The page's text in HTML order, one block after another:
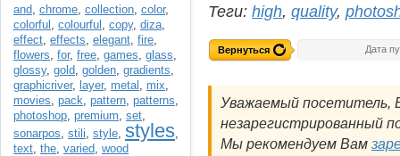
Теги: high, quality,
Дата
Вернуться
Уважаемый посетитель,
незарегистрированный
Мы рекомендуем Вам
and, chrome, collection, color,
colorful , colourful , copy, diza,
effect, effects, elegant, fire,
flowers, for, free, games, glass,
glossy, gold, golden, gradients,
graphicriver, layer, metal , mix,
movies, pack, pattern, patterns,
photoshop, premium, set,
sonarpos, stili, style, styles,
text, the, varied, wood